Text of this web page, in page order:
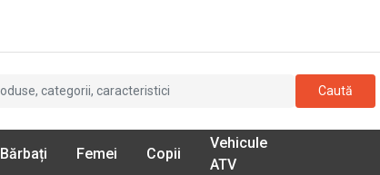
Caută
Bărbați Femei Copii
Vehicule
ATV